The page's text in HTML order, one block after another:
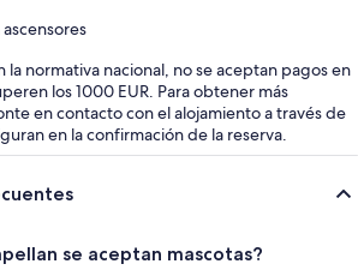
la normativa nacional, no se aceptan pagos en
los 1000 EUR. Para obtener más
en contacto con el alojamiento a través de
en la confirmación de la reserva.
se aceptan mascotas?